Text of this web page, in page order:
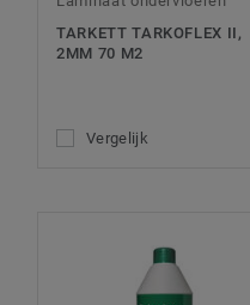
TARKETT TARKOFLEX II,
2MM 70 M2
Vergelijk